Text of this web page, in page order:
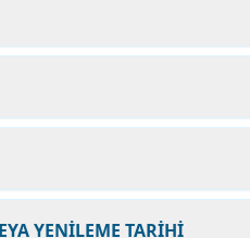
YENİLEME TARİHİ